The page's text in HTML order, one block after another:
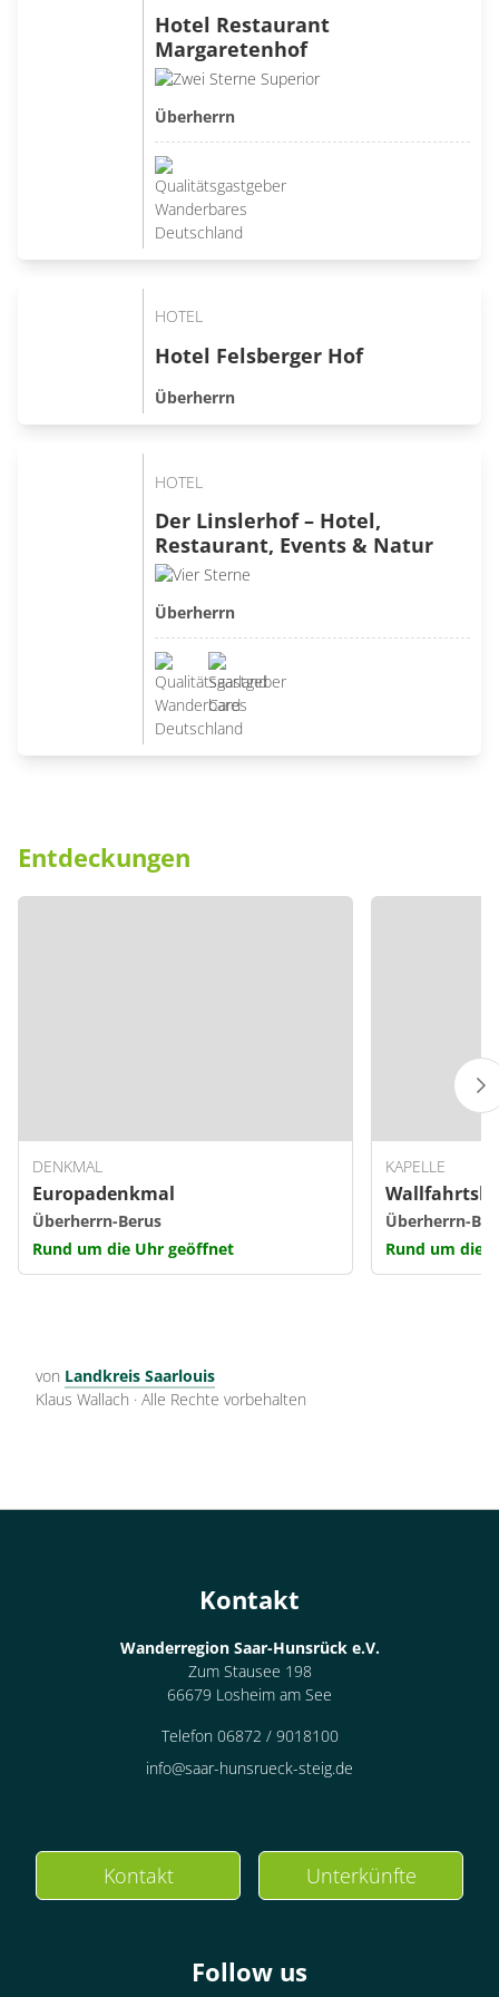
Hotel Restaurant
Margaretenhof
Überherrn
HOTEL
Hotel Felsberger Hof
Überherrn
HOTEL
Der Linslerhof – Hotel,
Restaurant, Events & Natur
Überherrn
Entdeckungen
DENKMAL
Europadenkmal
Überherrn-Berus
Rund um die Uhr geöffnet
KAPELLE
Überherrn-
Rund um die
von Landkreis Saarlouis
Klaus Wallach · Alle Rechte vorbehalten
Kontakt
Wanderregion Saar-Hunsrück e.V.
Zum Stausee 198
66679 Losheim am See
Telefon 06872 / 9018100
info@saar-hunsrueck-steig.de
Kontakt Unterkünfte
Follow us